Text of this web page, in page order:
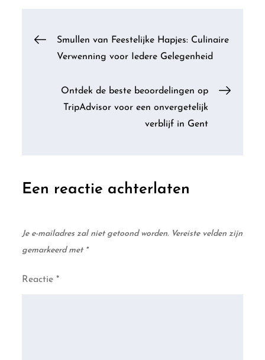
Berichtnavigatie
Smullen van Feestelijke Hapjes: Culinaire
Verwenning voor Iedere Gelegenheid
Ontdek de beste beoordelingen op
TripAdvisor voor een onvergetelijk
verblijf in Gent
Een reactie achterlaten
Je e-mailadres zal niet getoond worden. Vereiste velden zijn
gemarkeerd met *
Reactie*